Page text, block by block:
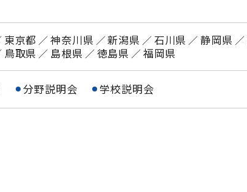
東京都 神奈川県 新潟県 石川県 静岡県
鳥取県 島根県 徳島県 福岡県
分野説明会 学校説明会